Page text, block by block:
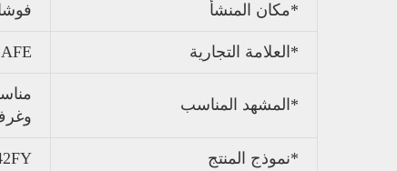
*مكان المنشأ
*العلامة التجارية
*المشهد المناسب
*نموذج المنتج